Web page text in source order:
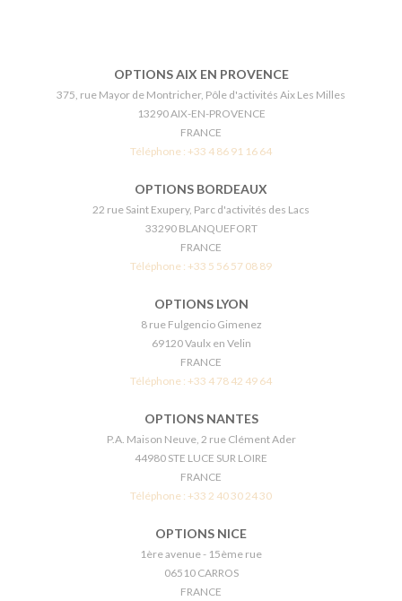
OPTIONS AIX EN PROVENCE
375, rue Mayor de Montricher, Pôle d'activités Aix Les Milles
13290 AIX-EN-PROVENCE
FRANCE
Téléphone : +33 4 86 91 16 64
OPTIONS BORDEAUX
22 rue Saint Exupery, Parc d'activités des Lacs
33290 BLANQUEFORT
FRANCE
Téléphone : +33 5 56 57 08 89
OPTIONS LYON
8 rue Fulgencio Gimenez
69120 Vaulx en Velin
FRANCE
Téléphone : +33 4 78 42 49 64
OPTIONS NANTES
P.A. Maison Neuve, 2 rue Clément Ader
44980 STE LUCE SUR LOIRE
FRANCE
Téléphone : +33 2 40 30 24 30
OPTIONS NICE
1ère avenue - 15ème rue
06510 CARROS
FRANCE